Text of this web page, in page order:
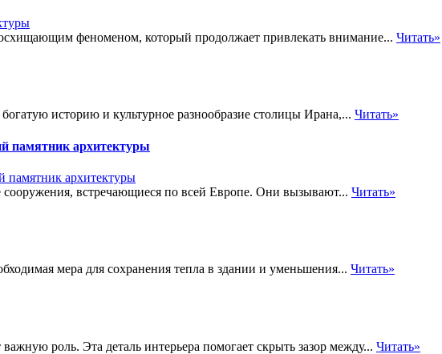
феноменом, который продолжает привлекать внимание... Читать»
историю и культурное разнообразие столицы Ирана,... Читать»
памятник архитектуры
встречающиеся по всей Европе. Они вызывают... Читать»
мера для сохранения тепла в здании и уменьшения... Читать»
роль. Эта деталь интерьера помогает скрыть зазор между... Читать»